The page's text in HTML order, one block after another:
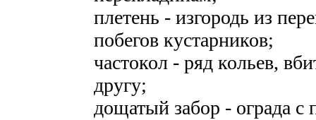
плетень - изгородь из
побегов кустарников;
частокол - ряд кольев,
другу;
дощатый забор - ограда с